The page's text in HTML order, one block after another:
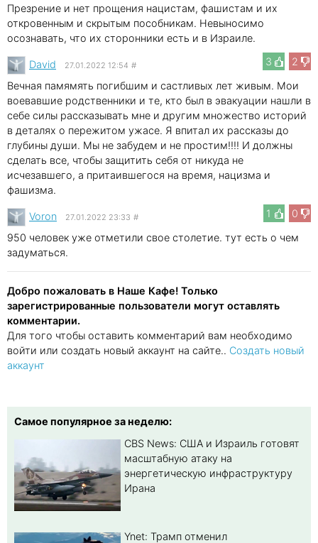
Презрение и нет прощения нацистам, фашистам и их
откровенным и скрытым пособникам. Невыносимо
осознавать, что их сторонники есть и в Израиле.
3
2
David 27.01.2022 12:54 #
Вечная памямять погибшим и састливых лет живым. Мои
воевавшие родственники и те, кто был в эвакуации нашли в
себе силы рассказывать мне и другим множество историй
в деталях о пережитом ужасе. Я впитал их рассказы до
глубины души. Мы не забудем и не простим!!!! И должны
сделать все, чтобы защитить себя от никуда не
исчезавшего, а притаившегося на время, нацизма и
фашизма.
1
0
Voron 27.01.2022 23:33 #
950 человек уже отметили свое столетие. тут есть о чем
задуматься.
Добро пожаловать в Наше Кафе! Только
зарегистрированные пользователи могут оставлять
комментарии.
Для того чтобы оставить комментарий вам необходимо
войти или создать новый аккаунт на сайте.. Создать новый
аккаунт
Самое популярное за неделю:
CBS News: США и Израиль готовят
масштабную атаку на
энергетическую инфраструктуру
Ирана
Ynet: Трамп отменил